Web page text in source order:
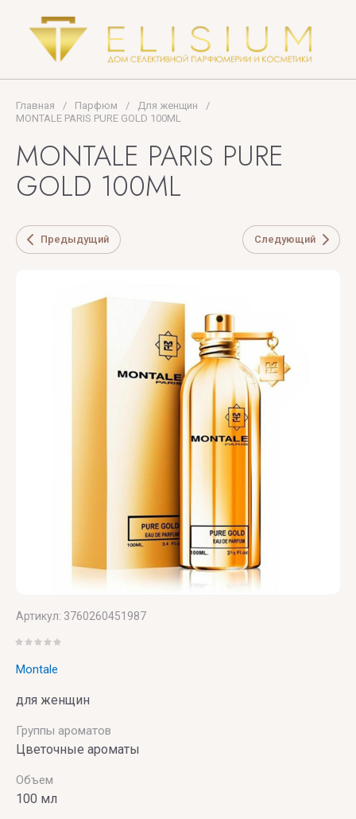
Главная / Парфюм / Для женщин
/
MONTALE PARIS PURE GOLD 100ML
MONTALE PARIS PURE
GOLD 100ML
Предыдущий Следующий
Артикул: 3760260451987
Montale
для женщин
Группы ароматов
Цветочные ароматы
Объем
100 мл
Tiziana
Terenzi
TOP
U V
VALMONT
VERONIQUE
GABAI
VIKTOR
& ROLF
PARFUMERIE
Z
ZOEVA